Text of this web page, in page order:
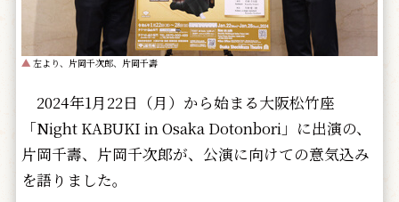
▲ 左より、片岡千次郎、片岡千壽
2024年1月22日（月）から始まる大阪松竹座
「Night KABUKI in Osaka Dotonbori」に出演の、
片岡千壽、片岡千次郎が、公演に向けての意気込み
を語りました。